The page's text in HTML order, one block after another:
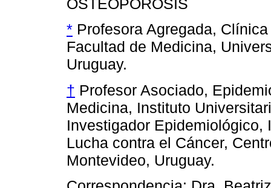
OSTEOPOROSIS
* Profesora Agregada,
Facultad de Medicina,
Uruguay.
† Profesor Asociado,
Medicina, Instituto
Investigador
Lucha contra el Cáncer,
Montevideo, Uruguay.